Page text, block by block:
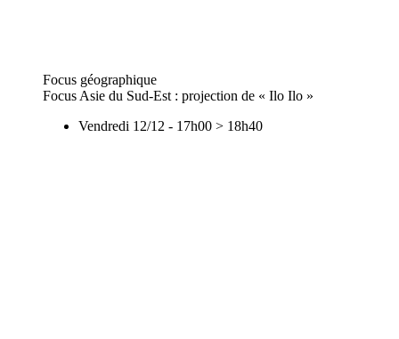
Focus géographique
Focus Asie du Sud-Est : projection de « Ilo Ilo »
Vendredi 12/12 - 17h00 > 18h40